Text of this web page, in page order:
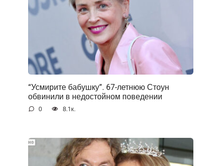
“Усмирите бабушку”. 67-летнюю Стоун
обвинили в недостойном поведении
0 8.1к.